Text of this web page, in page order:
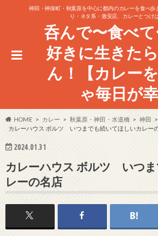
神田・神保町・秋葉原を中心に都内のカレーを食べ
り・ネタ系・激安店、カレーとつけ
呑んで〜食べ
好きに生きた
ん！【カレー
ゃ毎日が幸
HOME カレー 秋葉原・神田・水道橋
神田
カレーハウス ボルツ いつまでも続いてほしいカレー
2024.01.31
カレーハウス ボルツ いつま
レーの名店